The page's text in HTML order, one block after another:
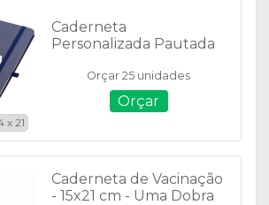
x 21
Caderneta
Personalizada Pautada
14728POrçar 25 unidades
Orçar
Caderneta de Vacinação
- 15x21 cm - Uma Dobra